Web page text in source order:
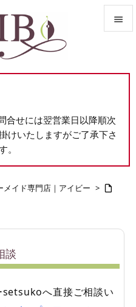


前へ

合せには翌営業日以降順次
けいたしますがご了承下さ
。
イド専門店｜アイビー > 
談
setsukoへ直接ご相談い